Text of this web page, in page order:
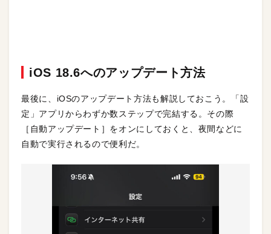
iOS 18.6へのアップデート方法
最後に、iOSのアップデート方法も解説しておこう。「設
定」アプリからわずか数ステップで完結する。その際
［自動アップデート］をオンにしておくと、夜間などに
自動で実行されるので便利だ。